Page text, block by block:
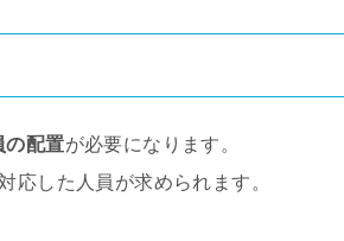
の配置が必要になります。
応した人員が求められます。